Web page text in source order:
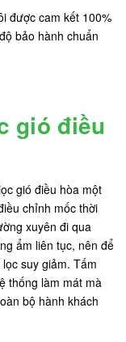
được cam kết 100%
bảo hành chuẩn
gió điều
gió điều hòa một
chỉnh mốc thời
xuyên đi qua
ẩm liên tục, nên để
suy giảm. Tấm
thống làm mát mà
bộ hành khách